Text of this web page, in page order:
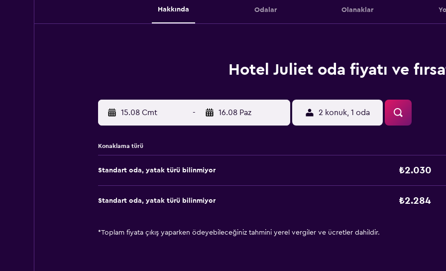
Hakkında Odalar Olanaklar
Hotel Juliet oda fiyatı ve
15.08 Cmt - 16.08 Paz 2 konuk, 1 oda
Konaklama türü
Standart oda, yatak türü bilinmiyor ₺2.030
Standart oda, yatak türü bilinmiyor ₺2.284
*Toplam fiyata çıkış yaparken ödeyebileceğiniz tahmini yerel vergiler ve ücretler dahildir.